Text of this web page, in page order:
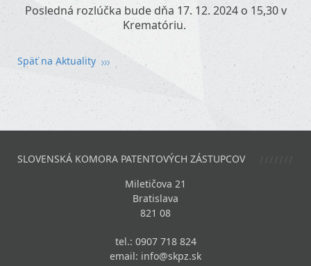
Posledná rozlúčka bude dňa 17. 12. 2024 o 15,30 v
Krematóriu.
Späť na Aktuality
SLOVENSKÁ KOMORA PATENTOVÝCH ZÁSTUPCOV
Miletičova 21
Bratislava
821 08
tel.: 0907 718 824
email: info@skpz.sk